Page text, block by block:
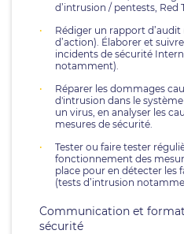
d’intrusion / pentests, Red
Rédiger un rapport
d’action). Élaborer et
incidents de sécurité
notamment).
Réparer les dommages
d'intrusion dans le
un virus, en analyser les
mesures de sécurité.
Tester ou faire tester
fonctionnement des
place pour en détecter les
(tests d’intrusion
Communication et
sécurité